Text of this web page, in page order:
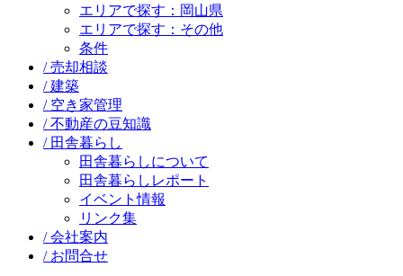
エリアで探す：岡山県
エリアで探す：その他
条件
/ 売却相談
/ 建築
/ 空き家管理
/ 不動産の豆知識
/ 田舎暮らし
田舎暮らしについて
田舎暮らしレポート
イベント情報
リンク集
/ 会社案内
/ お問合せ